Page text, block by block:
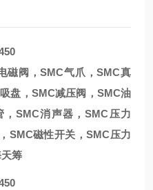
磁阀，SMC气爪，SMC真
盘，SMC减压阀，SMC油
SMC消声器，SMC压力
SMC磁性开关，SMC压力
筹